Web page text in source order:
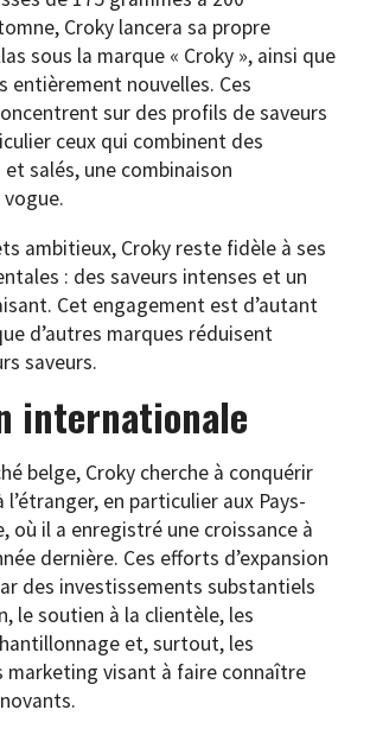
Croky lancera sa propre
sous la marque « Croky », ainsi que
entièrement nouvelles. Ces
sur des profils de saveurs
ceux qui combinent des
salés, une combinaison
ambitieux, Croky reste fidèle à ses
: des saveurs intenses et un
Cet engagement est d’autant
d’autres marques réduisent
saveurs.
internationale
belge, Croky cherche à conquérir
en particulier aux Pays-
où il a enregistré une croissance à
dernière. Ces efforts d’expansion
des investissements substantiels
le soutien à la clientèle, les
et, surtout, les
marketing visant à faire connaître